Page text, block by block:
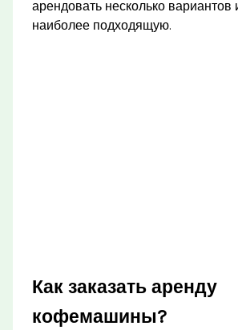
арендовать несколько вариантов
наиболее подходящую.
Как заказать аренду
кофемашины?